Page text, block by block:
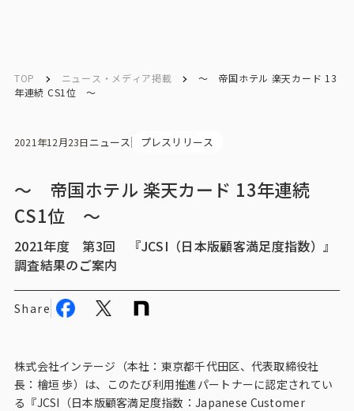
インテージの強み
会社情報
会社情報トップ
ビジョン
社長メッセージ
TOP ニュース・メディア掲載
～ 帝国ホテル 楽天カード 13
年連続 CS1位 ～
2021年12月23日ニュース プレスリリース
～ 帝国ホテル 楽天カード 13年連続
CS1位 ～
2021年度 第3回 『JCSI（日本版顧客満足度指数）』
調査結果のご案内
Share
株式会社インテージ（本社：東京都千代田区、代表取締役社
長：檜垣 歩）は、このたび利用推進パートナーに認定されてい
る『JCSI（日本版顧客満足度指数：Japanese Customer